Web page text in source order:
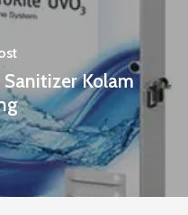
Sanitizer Kolam